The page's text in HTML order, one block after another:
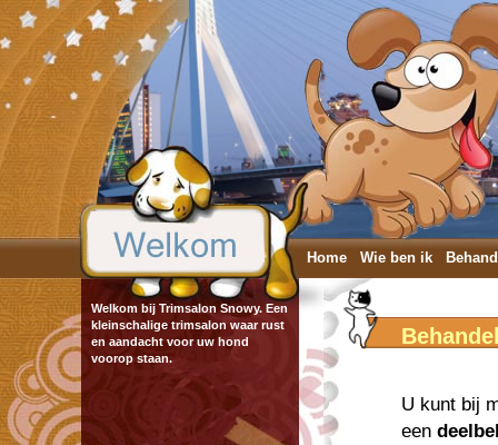
Home Wie ben ik
Welkom bij Trimsalon Snowy. Een
kleinschalige trimsalon waar rust
en aandacht voor uw hond
voorop staan.
U kunt bij
een